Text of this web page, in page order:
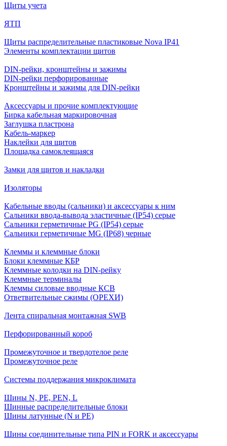
Щиты учета
ЯТП
Щиты распределительные пластиковые Nova IP41
Элементы комплектации щитов
DIN-рейки, кронштейны и зажимы
DIN-рейки перфорированные
Кронштейны и зажимы для DIN-рейки
Аксессуары и прочие комплектующие
Бирка кабельная маркировочная
Заглушка пластрона
Кабель-маркер
Наклейки для щитов
Площадка самоклеящаяся
Замки для щитов и накладки
Изоляторы
Кабельные вводы (сальники) и аксессуары к ним
Сальники ввода-вывода эластичные (IP54) серые
Сальники герметичные PG (IP54) серые
Сальники герметичные MG (IP68) черные
Клеммы и клеммные блоки
Блоки клеммные КБР
Клеммные колодки на DIN-рейку
Клеммные терминалы
Клеммы силовые вводные КСВ
Ответвительные сжимы (ОРЕХИ)
Лента спиральная монтажная SWB
Перфорированный короб
Промежуточное и твердотелое реле
Промежуточное реле
Системы поддержания микроклимата
Шины N, PE, PEN, L
Шинные распределительные блоки
Шины латунные (N и PE)
Шины соединительные типа PIN и FORK и аксессуары